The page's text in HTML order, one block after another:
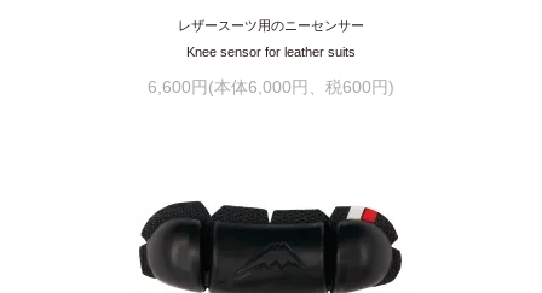
レザースーツ用のニーセンサー
Knee sensor for leather suits
6,600円(本体6,000円、税600円)